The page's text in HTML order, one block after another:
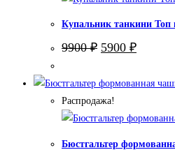
Купальник танкини
9900₽
9900 ₽.
5900 ₽Текущая
Распродажа!
Бюстгальтер